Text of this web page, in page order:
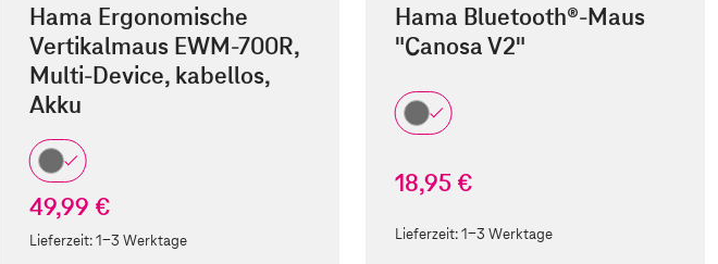
Hama Ergonomische
Vertikalmaus EWM-700R,
Multi-Device, kabellos,
Akku
49,99 €
Lieferzeit:1-3 Werktage
Hama Bluetooth®-Maus
"Canosa V2"
18,95 €
Lieferzeit:1-3 Werktage